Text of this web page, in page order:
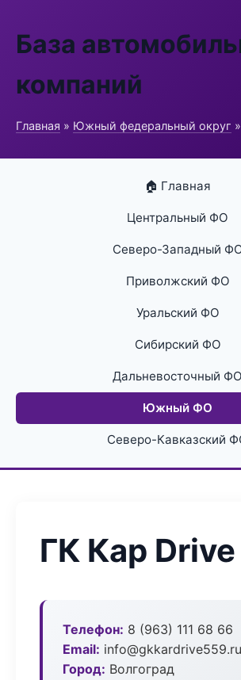
База
компаний
Главная » Южный федеральный округ
🏠 Главная
Центральный ФО
Северо-Западный
Приволжский ФО
Уральский ФО
Сибирский ФО
Дальневосточный ФО
Южный ФО
Северо-Кавказский
ГК Кар Drive
Телефон: 8 (963) 111 68 66
Email: info@gkkardrive559.ru
Город: Волгоград